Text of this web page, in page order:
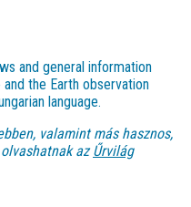
and general information
the Earth observation
language.
valamint más hasznos,
azŰrvilág